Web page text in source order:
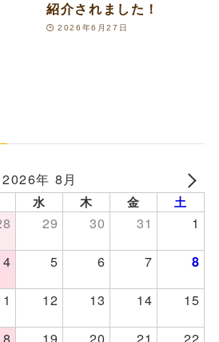
紹介されました！
2026年6月27日
2026年 8月
水 木 金 土
29 30 31
1
4 5 6 7 8
12 13 14
15
19 20 21 22